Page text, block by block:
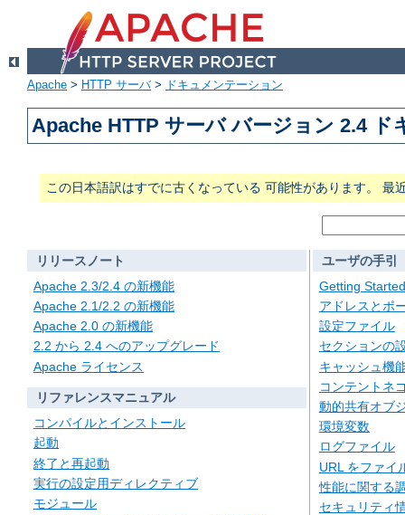
Apache > HTTP サーバ> ドキュメンテーション
Apache HTTP サーバ バージョン 2.4 ド
この日本語訳はすでに古くなっている 可能性があります。 最
リリースノート
Apache 2.3/2.4 の新機能
Apache 2.1/2.2 の新機能
Apache 2.0 の新機能
2.2 から 2.4 へのアップグレード
Apache ライセンス
リファレンスマニュアル
コンパイルとインストール
起動
終了と再起動
実行の設定用ディレクティブ
モジュール
ユーザの手引
Getting Started
アドレスとポ
設定ファイル
セクションの
キャッシュ機
コンテントネ
動的共有オブ
環境変数
ログファイル
URL をファイ
性能に関する
セキュリティ